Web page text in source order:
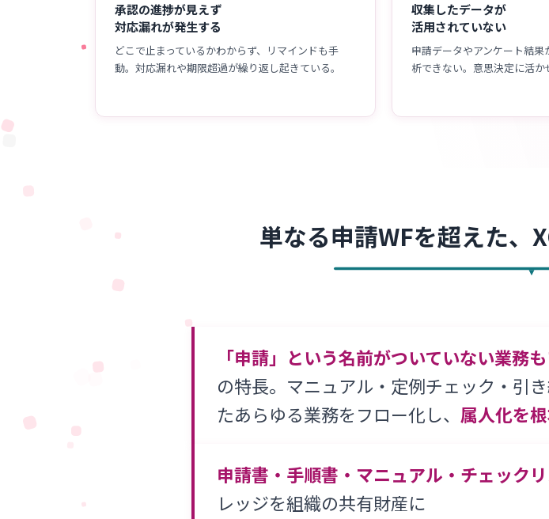
承認の進捗が見えず
対応漏れが発生する
どこで止まっているかわからず、リマインドも手
動。対応漏れや期限超過が繰り返し起きている。
収集したデータが
活用されていない
申請データやアンケート結
析できない。意思決定に活か
単なる申請WFを超えた、
「申請」という名前がついていない業務
の特長。マニュアル・定例チェック・引
たあらゆる業務をフロー化し、 属人化を
申請書・手順書・マニュアル・チェック
レッジを組織の共有財産に